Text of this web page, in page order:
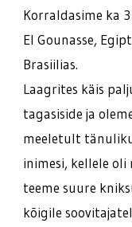
Korraldasime ka
El Gounasse,
Brasiilias.
Laagrites käis
tagasiside ja
meeletult
inimesi, kellele
teeme suure
kõigile